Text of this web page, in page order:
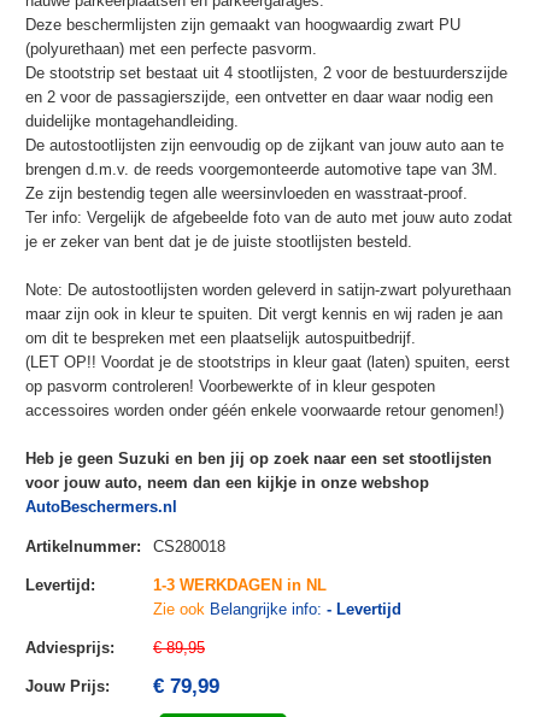
Deze beschermlijsten zijn gemaakt van hoogwaardig zwart PU
(polyurethaan) met een perfecte pasvorm.
De stootstrip set bestaat uit 4 stootlijsten, 2 voor de bestuurderszijde
en 2 voor de passagierszijde, een ontvetter en daar waar nodig een
duidelijke montagehandleiding.
De autostootlijsten zijn eenvoudig op de zijkant van jouw auto aan te
brengen d.m.v. de reeds voorgemonteerde automotive tape van 3M.
Ze zijn bestendig tegen alle weersinvloeden en wasstraat-proof.
Ter info: Vergelijk de afgebeelde foto van de auto met jouw auto zodat
je er zeker van bent dat je de juiste stootlijsten besteld.
Note: De autostootlijsten worden geleverd in satijn-zwart polyurethaan
maar zijn ook in kleur te spuiten. Dit vergt kennis en wij raden je aan
om dit te bespreken met een plaatselijk autospuitbedrijf.
(LET OP!! Voordat je de stootstrips in kleur gaat (laten) spuiten, eerst
op pasvorm controleren! Voorbewerkte of in kleur gespoten
accessoires worden onder géén enkele voorwaarde retour genomen!)
Heb je geen Suzuki en ben jij op zoek naar een set stootlijsten
voor jouw auto, neem dan een kijkje in onze webshop
AutoBeschermers.nl
Artikelnummer: CS280018
Levertijd :
1-3 WERKDAGEN in NL
Zie ook Belangrijke info: - Levertijd
Adviesprijs: € 89,95
Jouw Prijs: € 79,99